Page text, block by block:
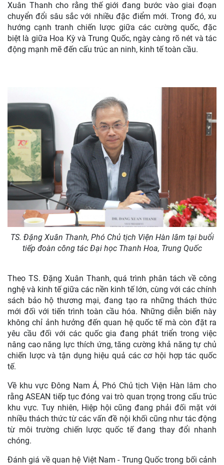
Xuân Thanh cho rằng thế giới đang bước vào giai đoạn
chuyển đổi sâu sắc với nhiều đặc điểm mới. Trong đó, xu
hướng cạnh tranh chiến lược giữa các cường quốc, đặc
biệt là giữa Hoa Kỳ và Trung Quốc, ngày càng rõ nét và tác
động mạnh mẽ đến cấu trúc an ninh, kinh tế toàn cầu.
TS. Đặng Xuân Thanh, Phó Chủ tịch Viện Hàn lâm tại buổi
tiếp đoàn công tác Đại học Thanh Hoa, Trung Quốc
Theo TS. Đặng Xuân Thanh, quá trình phân tách về công
nghệ và kinh tế giữa các nền kinh tế lớn, cùng với các chính
sách bảo hộ thương mại, đang tạo ra những thách thức
mới đối với tiến trình toàn cầu hóa. Những diễn biến này
không chỉ ảnh hưởng đến quan hệ quốc tế mà còn đặt ra
yêu cầu đối với các quốc gia đang phát triển trong việc
nâng cao năng lực thích ứng, tăng cường khả năng tự chủ
chiến lược và tận dụng hiệu quả các cơ hội hợp tác quốc
tế.
Về khu vực Đông Nam Á, Phó Chủ tịch Viện Hàn lâm cho
rằng ASEAN tiếp tục đóng vai trò quan trọng trong cấu trúc
khu vực. Tuy nhiên, Hiệp hội cũng đang phải đối mặt với
nhiều thách thức từ các vấn đề nội khối cũng như tác động
từ môi trường chiến lược quốc tế đang thay đổi nhanh
chóng.
Đánh giá về quan hệ Việt Nam - Trung Quốc trong bối cảnh